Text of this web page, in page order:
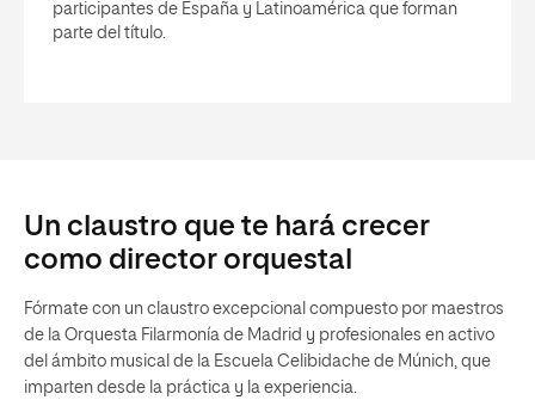
participantes de España y Latinoamérica que forman
parte del título.
Un claustro que te hará crecer
como director orquestal
Fórmate con un claustro excepcional compuesto por maestros
de la Orquesta Filarmonía de Madrid y profesionales en activo
del ámbito musical de la Escuela Celibidache de Múnich, que
imparten desde la práctica y la experiencia.